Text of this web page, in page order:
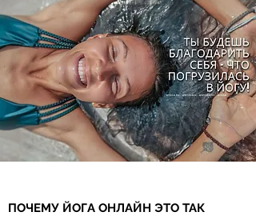
​ПОЧЕМУ ЙОГА ОНЛАЙН ЭТО ТАК